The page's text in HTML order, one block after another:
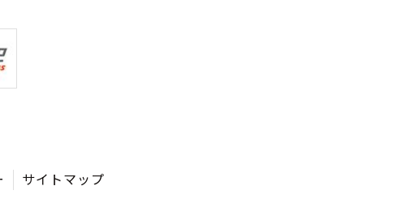
サイトマップ